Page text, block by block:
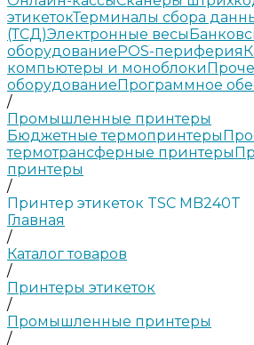
этикетокТерминалы сбора
(ТСД)Электронные весы
оборудованиеPOS-периферия
компьютеры и моноблоки
оборудованиеПрограммное
/
Промышленные принтеры
Бюджетные термопринтеры
термотрансферные принтеры
принтеры
/
Принтер этикеток TSC MB240T
Главная
/
Каталог товаров
/
Принтеры этикеток
/
Промышленные принтеры
/